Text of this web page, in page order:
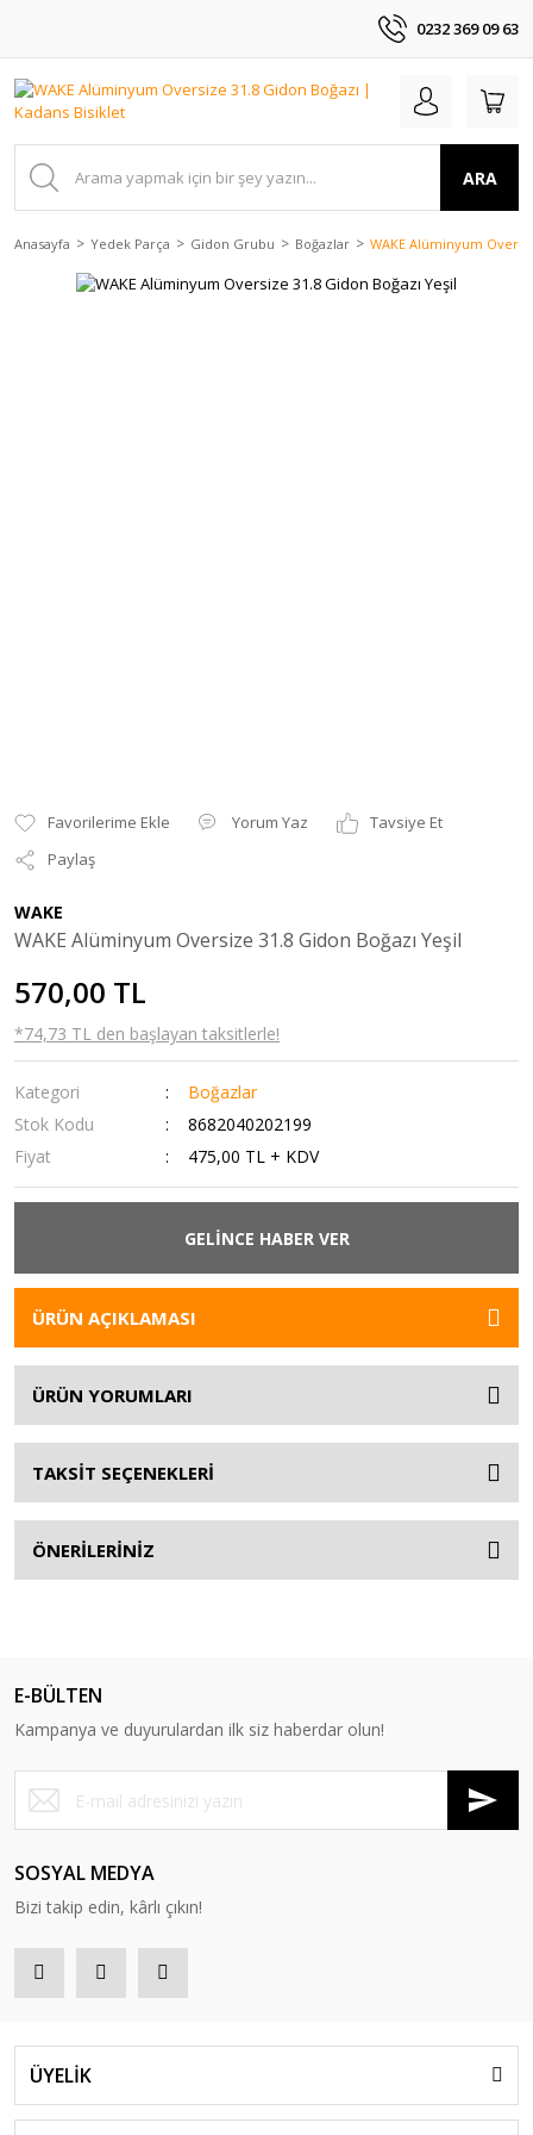
0232 369 09 63
ARA
Anasayfa Yedek Parça Gidon Grubu Boğazlar WAKE Alüminyum
Yorum Yaz
Tavsiye Et
Paylaş
WAKE
WAKE Alüminyum Oversize 31.8 Gidon Boğazı Yeşil
570,00 TL
*74,73 TL den başlayan taksitlerle!
Kategori
Boğazlar
Stok Kodu
8682040202199
Fiyat
475,00 TL + KDV
GELİNCE HABER VER
ÜRÜN AÇIKLAMASI
ÜRÜN YORUMLARI
TAKSİT SEÇENEKLERİ
ÖNERİLERİNİZ
E-BÜLTEN
Kampanya ve duyurulardan ilk siz haberdar olun!
SOSYAL MEDYA
Bizi takip edin, kârlı çıkın!
ÜYELİK